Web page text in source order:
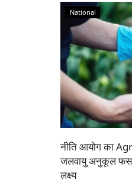
National
नीति आयोग का
जलवायु अनुकूल
लक्ष्य